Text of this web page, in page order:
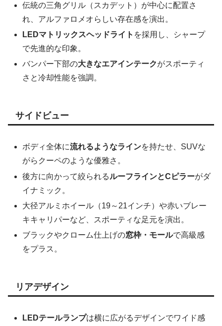
伝統の三角グリル（スカデット）が中心に配置さ
れ、アルファロメオらしい存在感を演出。
LEDマトリックスヘッドライト を採用し、シャープ
で先進的な印象。
バンパー下部の大きなエアインテークがスポーティ
さと冷却性能を強調。
サイドビュー
ボディ全体に流れるようなラインを持たせ、SUVな
がらクーペのような優雅さ。
後方に向かって絞られるルーフラインとCピラーがダ
イナミック。
大径アルミホイール（19～21インチ）や赤いブレー
キキャリパーなど、スポーティな足元を演出。
ブラックやクローム仕上げの窓枠・モールで高級感
をプラス。
リアデザイン
LEDテールランプは横に広がるデザインでワイド感